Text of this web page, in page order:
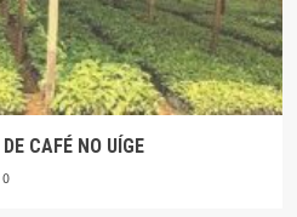
CAFÉ NO UÍGE
0